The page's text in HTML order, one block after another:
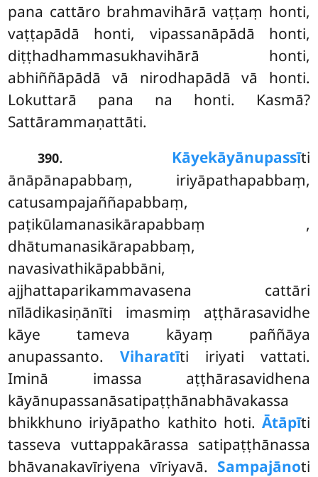
pana cattāro brahmavihārā vaṭṭaṃ honti,
vaṭṭapādā honti, vipassanāpādā honti,
diṭṭhadhammasukhavihārā honti,
abhiññāpādā vā nirodhapādā vā honti.
Lokuttarā pana na honti. Kasmā?
Sattārammaṇattāti.
390. Kāyekāyānupassīti
ānāpānapabbaṃ, iriyāpathapabbaṃ,
catusampajaññapabbaṃ,
paṭikūlamanasikārapabbaṃ ,
dhātumanasikārapabbaṃ,
navasivathikāpabbāni,
ajjhattaparikammavasena cattāri
nīlādikasiṇānīti imasmiṃ aṭṭhārasavidhe
kāye tameva kāyaṃ paññāya
anupassanto.Viharatīti iriyati vattati.
Iminā imassa aṭṭhārasavidhena
kāyānupassanāsatipaṭṭhānabhāvakassa
bhikkhuno iriyāpatho kathito hoti. Ātāpīti
tasseva vuttappakārassa satipaṭṭhānassa
bhāvanakavīriyena vīriyavā. Sampajānoti